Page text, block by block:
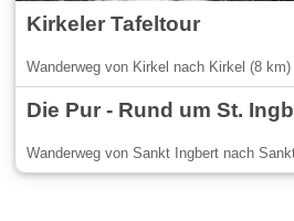
Kirkeler Tafeltour
Wanderweg von Kirkel nach Kirkel (8 km)
Die Pur - Rund um St.
Wanderweg von Sankt Ingbert nach